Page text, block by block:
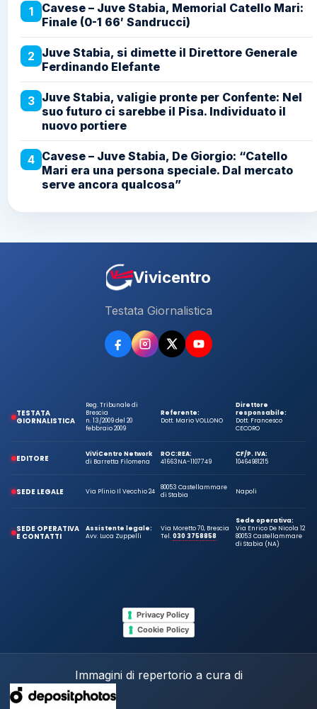
1
Cavese – Juve Stabia, Memorial Catello Mari:
Finale (0-1 66′ Sandrucci)
2 Juve Stabia, si dimette il Direttore Generale
Ferdinando Elefante
3 Juve Stabia, valigie pronte per Confente: Nel
suo futuro ci sarebbe il Pisa. Individuato il
nuovo portiere
4 Cavese – Juve Stabia, De Giorgio: “Catello
Mari era una persona speciale. Dal mercato
serve ancora qualcosa”
Vivicentro
Testata Giornalistica
TESTATA
GIORNALISTICA
Reg. Tribunale di
Brescia
n. 13/2009 del 20
febbraio 2009
Referente:
Dott. Mario VOLLONO
Direttore
responsabile:
Dott. Francesco
CECORO
EDITORE
ViViCentro Network
di Barretta Filomena
ROC:
41663
REA:
NA-1107749
CF/P. IVA:
10464981215
SEDE LEGALE Via Plinio Il Vecchio 24
80053 Castellammare
di Stabia
Napoli
SEDE OPERATIVA
E CONTATTI
Assistente legale:
Avv. Luca Zuppelli
Via Moretto 70, Brescia
Tel.030 3758858
Sede operativa:
Via Enrico De Nicola 12
80053 Castellammare
di Stabia (NA)
Privacy Policy
Cookie Policy
Immagini di repertorio a cura di